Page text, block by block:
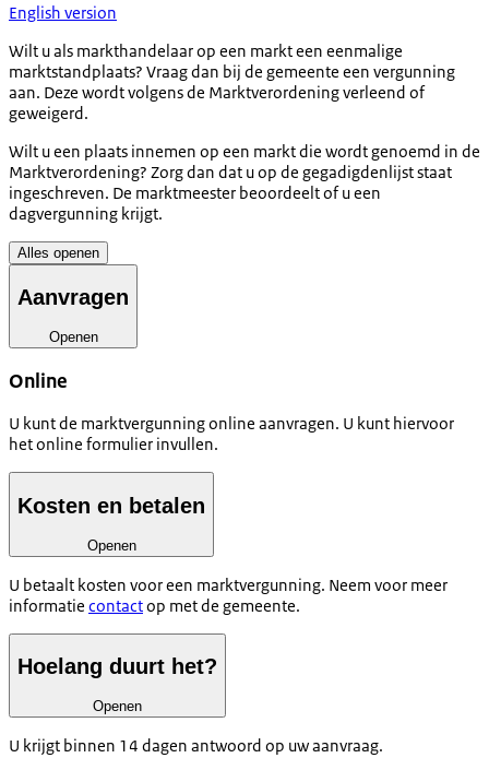
English version
Wilt u als markthandelaar op een markt een eenmalige
marktstandplaats? Vraag dan bij de gemeente een vergunning
aan. Deze wordt volgens de Marktverordening verleend of
geweigerd.
Wilt u een plaats innemen op een markt die wordt genoemd in de
Marktverordening? Zorg dan dat u op de gegadigdenlijst staat
ingeschreven. De marktmeester beoordeelt of u een
dagvergunning krijgt.
Alles openen
Aanvragen
Openen
Online
U kunt de marktvergunning online aanvragen. U kunt hiervoor
het online formulier invullen.
Kosten en betalen
Openen
U betaalt kosten voor een marktvergunning. Neem voor meer
informatie contactop met de gemeente.
Hoelang duurt het?
Openen
U krijgt binnen 14 dagen antwoord op uw aanvraag.